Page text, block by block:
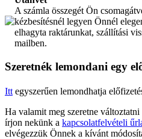
A számla összegét Ön
kézbesítésnél legyen Önnél
elhagyta raktárunkat, szállítási
mailben.
Szeretnék lemondani egy
Itt egyszerűen lemondhatja
Ha valamit meg szeretne
írjon nekünk a kapcsolatfelvételi
elvégezzük Önnek a kívánt